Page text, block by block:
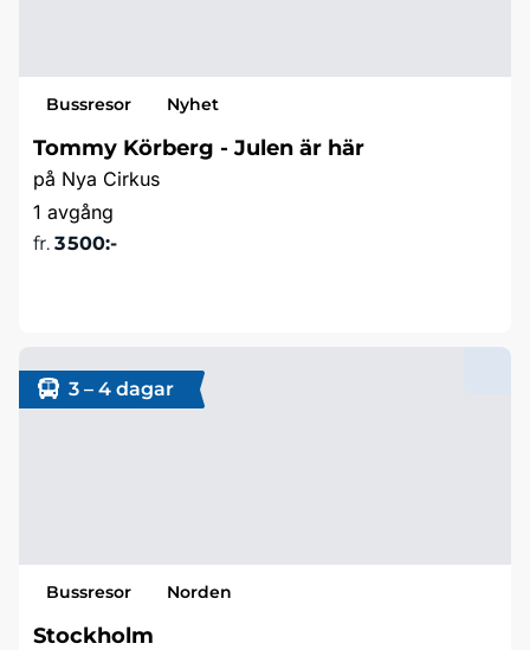
Bussresor Nyhet
Tommy Körberg - Julen är här
på Nya Cirkus
1 avgång
fr. 3 500:-
3 – 4 dagar
Bussresor Norden
Stockholm